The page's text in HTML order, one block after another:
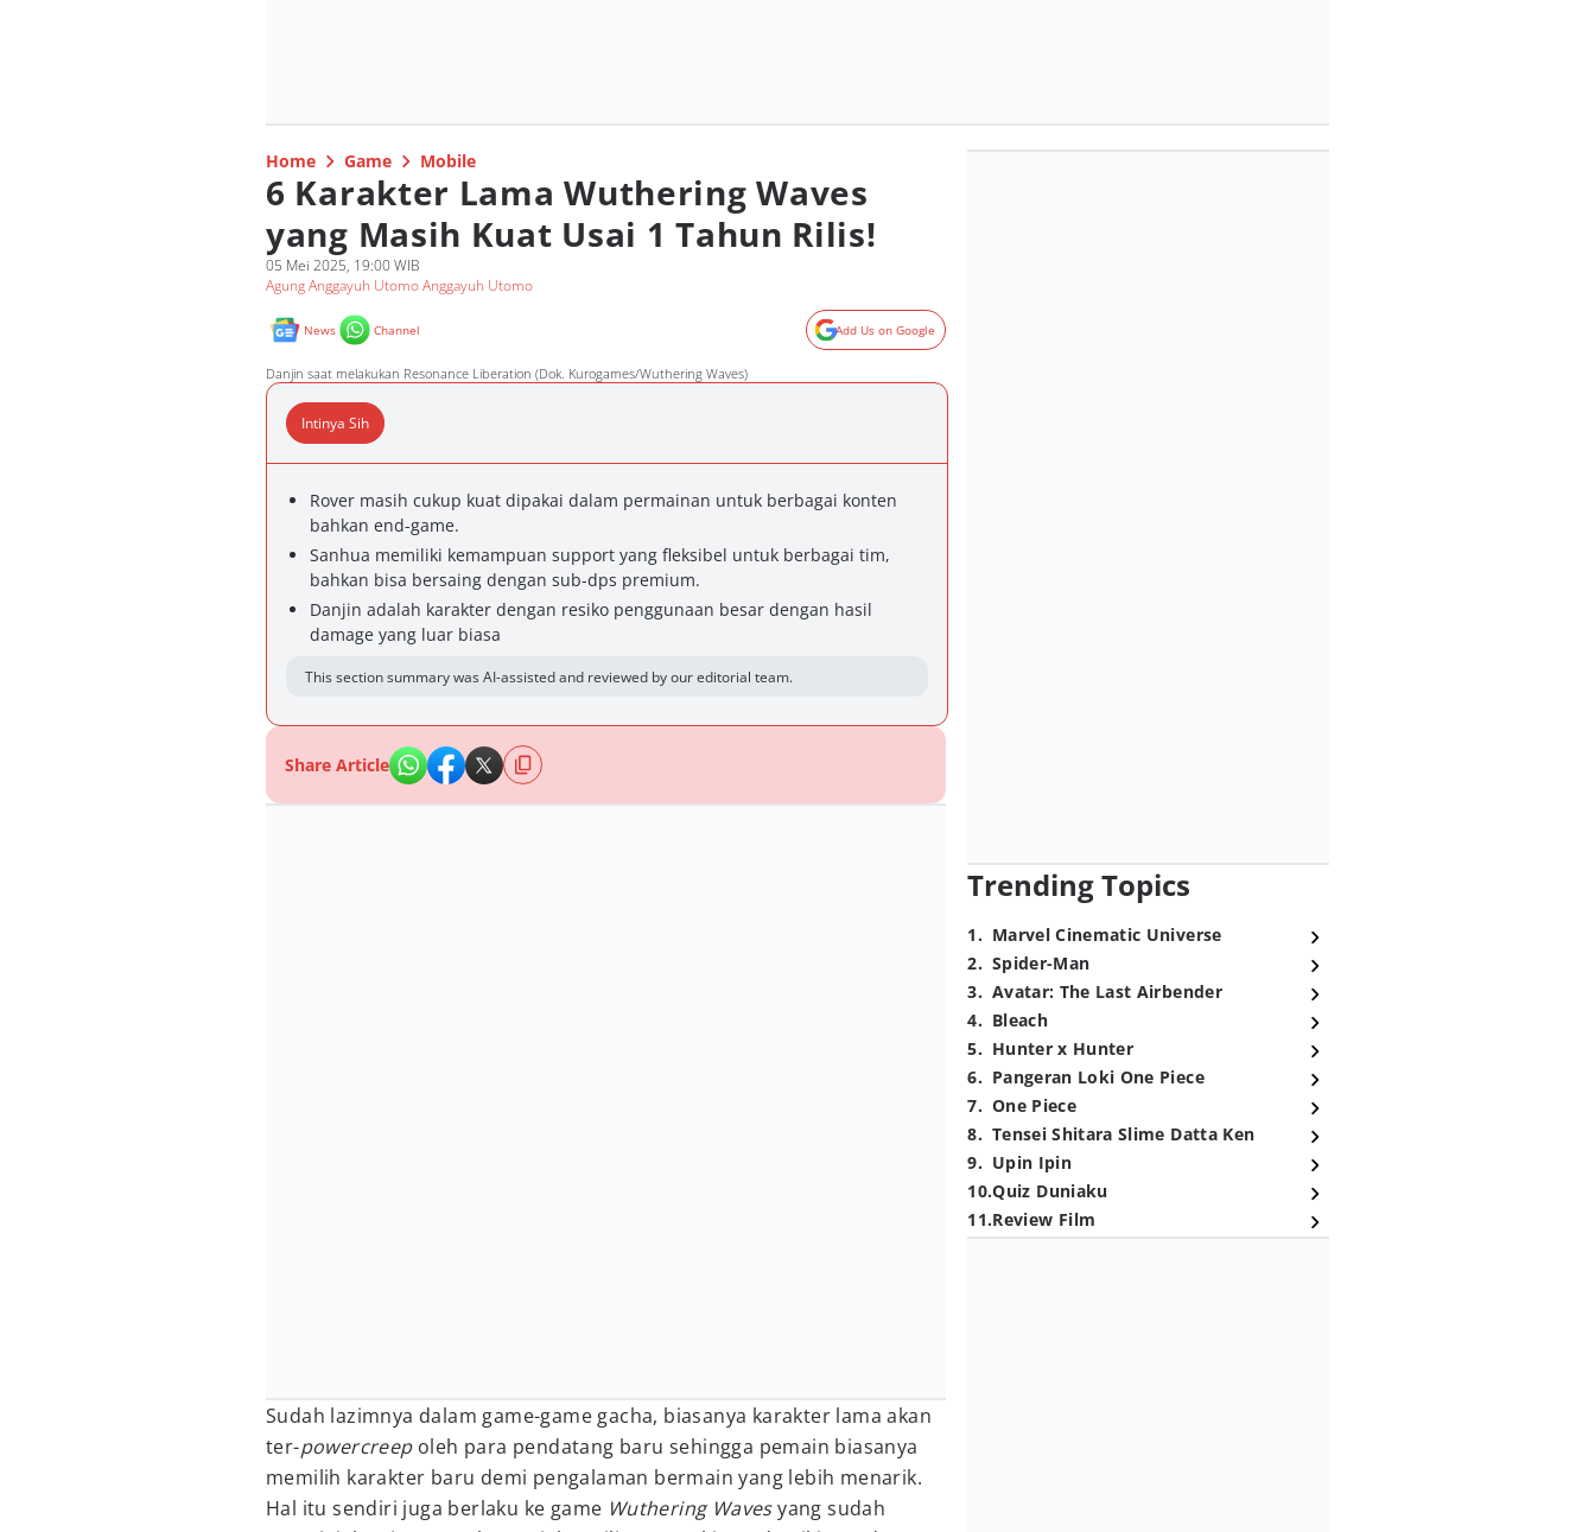
Home Game Mobile
6 Karakter Lama Wuthering Waves
yang Masih Kuat Usai 1 Tahun Rilis!
05 Mei 2025, 19:00 WIB
Agung Anggayuh Utomo Anggayuh Utomo
News Channel Add Us on Google
Danjin saat melakukan Resonance Liberation (Dok. Kurogames/Wuthering Waves)
Intinya Sih
Rover masih cukup kuat dipakai dalam permainan untuk berbagai konten
bahkan end-game.
Sanhua memiliki kemampuan support yang fleksibel untuk berbagai tim,
bahkan bisa bersaing dengan sub-dps premium.
Danjin adalah karakter dengan resiko penggunaan besar dengan hasil
damage yang luar biasa
This section summary was AI-assisted and reviewed by our editorial team.
Share Article
Sudah lazimnya dalam game-game gacha, biasanya karakter lama akan
ter-powercreep oleh para pendatang baru sehingga pemain biasanya
memilih karakter baru demi pengalaman bermain yang lebih menarik.
Hal itu sendiri juga berlaku ke game Wuthering Wavesyang sudah
Trending Topics
1. Marvel Cinematic Universe
2. Spider-Man
3. Avatar: The Last Airbender
4. Bleach
5. Hunter x Hunter
6. Pangeran Loki One Piece
7. One Piece
8. Tensei Shitara Slime Datta Ken
9. Upin Ipin
10.Quiz Duniaku
11.Review Film